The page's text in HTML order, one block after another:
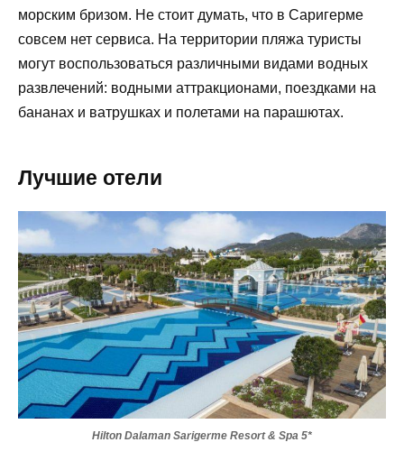
морским бризом. Не стоит думать, что в Саригерме
совсем нет сервиса. На территории пляжа туристы
могут воспользоваться различными видами водных
развлечений: водными аттракционами, поездками на
бананах и ватрушках и полетами на парашютах.
Лучшие отели
Hilton Dalaman Sarigerme Resort & Spa 5*